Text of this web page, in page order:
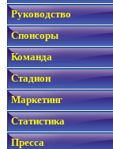
Руководство
Спонсоры
Команда
Стадион
Маркетинг
Статистика
Пресса